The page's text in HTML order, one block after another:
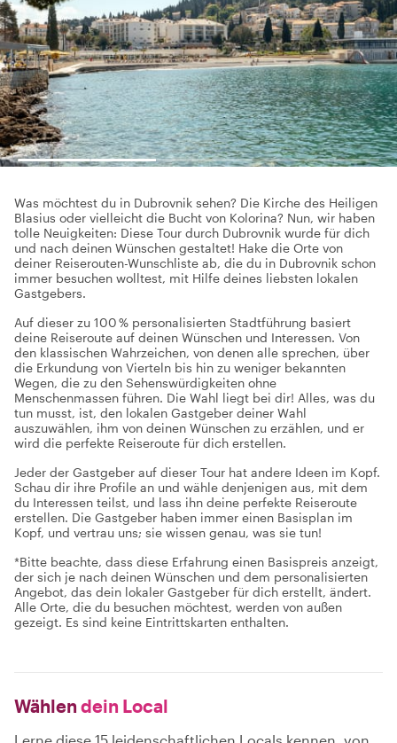
Was möchtest du in Dubrovnik sehen? Die Kirche des Heiligen
Blasius oder vielleicht die Bucht von Kolorina? Nun, wir haben
tolle Neuigkeiten: Diese Tour durch Dubrovnik wurde für dich
und nach deinen Wünschen gestaltet! Hake die Orte von
deiner Reiserouten-Wunschliste ab, die du in Dubrovnik schon
immer besuchen wolltest, mit Hilfe deines liebsten lokalen
Gastgebers.
Auf dieser zu 100 % personalisierten Stadtführung basiert
deine Reiseroute auf deinen Wünschen und Interessen. Von
den klassischen Wahrzeichen, von denen alle sprechen, über
die Erkundung von Vierteln bis hin zu weniger bekannten
Wegen, die zu den Sehenswürdigkeiten ohne
Menschenmassen führen. Die Wahl liegt bei dir! Alles, was du
tun musst, ist, den lokalen Gastgeber deiner Wahl
auszuwählen, ihm von deinen Wünschen zu erzählen, und er
wird die perfekte Reiseroute für dich erstellen.
Jeder der Gastgeber auf dieser Tour hat andere Ideen im Kopf.
Schau dir ihre Profile an und wähle denjenigen aus, mit dem
du Interessen teilst, und lass ihn deine perfekte Reiseroute
erstellen. Die Gastgeber haben immer einen Basisplan im
Kopf, und vertrau uns; sie wissen genau, was sie tun!
*Bitte beachte, dass diese Erfahrung einen Basispreis anzeigt,
der sich je nach deinen Wünschen und dem personalisierten
Angebot, das dein lokaler Gastgeber für dich erstellt, ändert.
Alle Orte, die du besuchen möchtest, werden von außen
gezeigt. Es sind keine Eintrittskarten enthalten.
Wählen dein Local